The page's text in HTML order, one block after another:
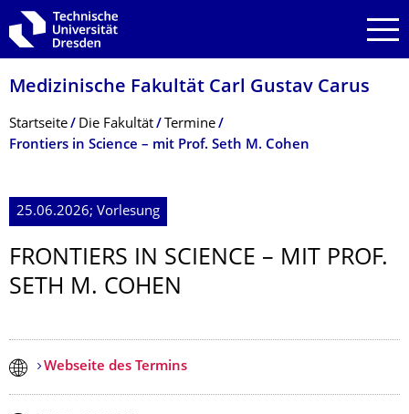
Zur Hauptnavigation springen
Zur Suche springen
Zum Inhalt springen
Medizinische Fakultät Carl Gustav Carus
Breadcrumb-Menü
Startseite Die Fakultät
Termine
Frontiers in Science – mit Prof. Seth M. Cohen
25.06.2026; Vorlesung
FRONTIERS IN SCIENCE – MIT PROF.
SETH M. COHEN
Webseite des Termins